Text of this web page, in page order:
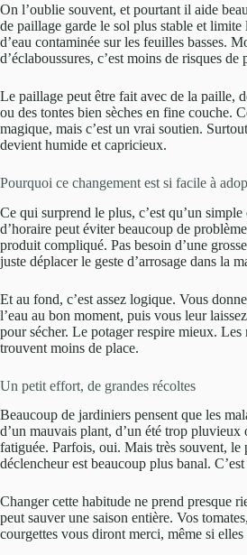
On l’oublie souvent, et pourtant il aide
de paillage garde le sol plus stable et limite
d’eau contaminée sur les feuilles basses.
d’éclaboussures, c’est moins de risques de
Le paillage peut être fait avec de la paille,
ou des tontes bien sèches en fine couche.
magique, mais c’est un vrai soutien.
devient humide et capricieux.
Pourquoi ce changement est si facile à
Ce qui surprend le plus, c’est qu’un simple
d’horaire peut éviter beaucoup de
produit compliqué. Pas besoin d’une
juste déplacer le geste d’arrosage dans la
Et au fond, c’est assez logique. Vous
l’eau au bon moment, puis vous leur
pour sécher. Le potager respire mieux. Les
trouvent moins de place.
Un petit effort, de grandes récoltes
Beaucoup de jardiniers pensent que les
d’un mauvais plant, d’un été trop pluvieux
fatiguée. Parfois, oui. Mais très souvent, le
déclencheur est beaucoup plus banal.
Changer cette habitude ne prend presque
peut sauver une saison entière. Vos
courgettes vous diront merci, même si elles